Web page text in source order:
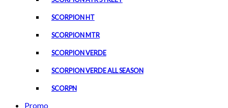
SCORPION HT
SCORPION MTR
SCORPION VERDE
SCORPION VERDE ALL SEASON
SCORPN
Promo